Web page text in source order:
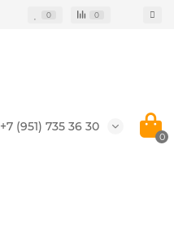
0 0
+7 (951) 735 36 30
0